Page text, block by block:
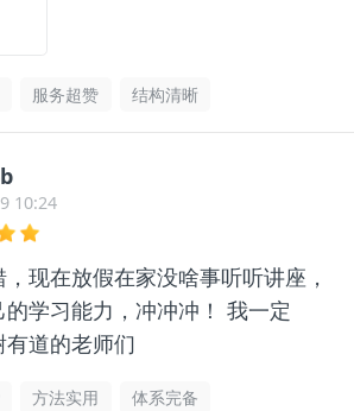
服务超赞 结构清晰
10:24
现在放假在家没啥事听听讲座，
学习能力，冲冲冲！ 我一定
有道的老师们
方法实用 体系完备